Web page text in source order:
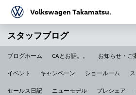
Volkswagen Takamatsu.
スタッフブログ
ブログホーム CAとお話。。 お知らせ・ご
イベント キャンペーン ショールーム
セールス日記 ニューモデル プレシェア